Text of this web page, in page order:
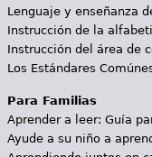
Lenguaje y enseñanza
Instrucción de la
Instrucción del área de
Los Estándares
Para Familias
Aprender a leer: Guía
Ayude a su niño a